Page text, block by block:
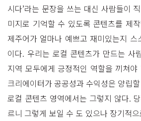
시다’라는 문장을 쓰는 대신 사람들이
미지로 기억할 수 있도록 콘텐츠를 제
제주어가 얼마나 예쁘고 재미있는지
이다. 우리는 로컬 콘텐츠가 만드는 사
지역 모두에게 긍정적인 역할을 끼쳐
크리에이터가 공공성과 수익성은 양립
로컬 콘텐츠 영역에서는 그렇지 않다.
르니 그렇게 보일 수 도 있으나 장기적